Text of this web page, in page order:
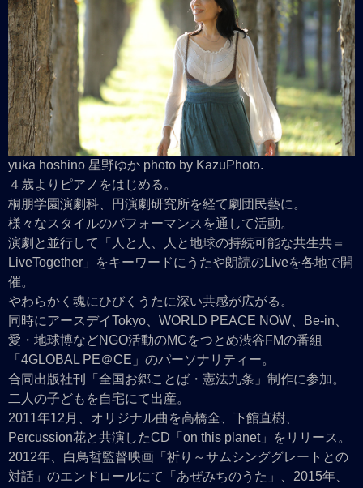
yuka hoshino 星野ゆか photo by KazuPhoto.
４歳よりピアノをはじめる。
桐朋学園演劇科、円演劇研究所を経て劇団民藝に。
様々なスタイルのパフォーマンスを通して活動。
演劇と並行して「人と人、人と地球の持続可能な共生共＝
LiveTogether」をキーワードにうたや朗読のLiveを各地で開
催。
やわらかく魂にひびくうたに深い共感が広がる。
同時にアースデイTokyo、WORLD PEACE NOW、Be-in、
愛・地球博などNGO活動のMCをつとめ渋谷FMの番組
「4GLOBAL PE＠CE」のパーソナリティー。
合同出版社刊「全国お郷ことば・憲法九条」制作に参加。
二人の子どもを自宅にて出産。
2011年12月、オリジナル曲を高橋全、下館直樹、
Percussion花と共演したCD「on this planet」をリリース。
2012年、白鳥哲監督映画「祈り～サムシンググレートとの
対話」のエンドロールにて「あぜみちのうた」、2015年、